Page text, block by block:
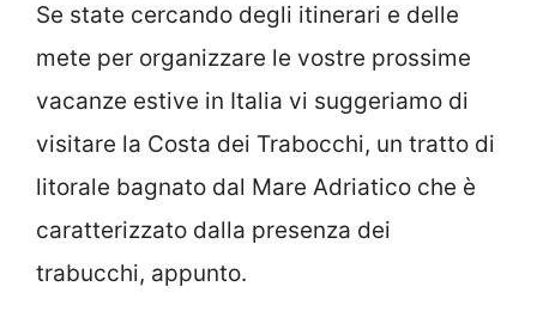
Se state cercando degli itinerari e delle
mete per organizzare le vostre prossime
vacanze estive in Italia vi suggeriamo di
visitare la Costa dei Trabocchi, un tratto di
litorale bagnato dal Mare Adriatico che è
caratterizzato dalla presenza dei
trabucchi, appunto.